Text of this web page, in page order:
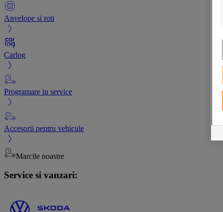
Anvelope si roti
Carlog
Programare in service
Accesorii pentru vehicule
Marcile noastre
Service si vanzari: